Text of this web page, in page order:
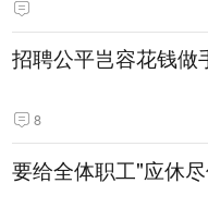
招聘公平岂容花钱做
8
要给全体职工"应休